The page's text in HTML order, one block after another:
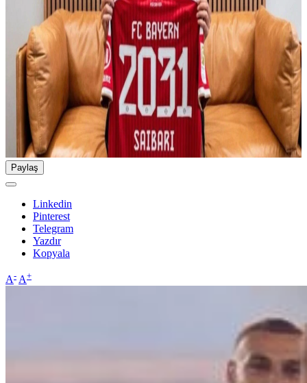
Paylaş
Linkedin
Pinterest
Telegram
Yazdır
Kopyala
A- A+